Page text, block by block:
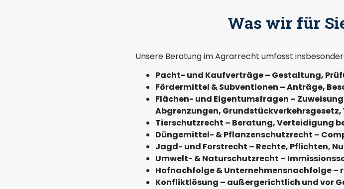
Was wir für
Unsere Beratung im Agrarrecht umfasst
Pacht- und Kaufverträge – Gestaltung,
Fördermittel & Subventionen – Anträge,
Flächen- und Eigentumsfragen –
Abgrenzungen,
Tierschutzrecht – Beratung, Verteidigung
Düngemittel- & Pflanzenschutzrecht –
Jagd- und Forstrecht – Rechte, Pflichten,
Umwelt- & Naturschutzrecht –
Hofnachfolge & Unternehmensnachfolge
Konfliktlösung – außergerichtlich und vor